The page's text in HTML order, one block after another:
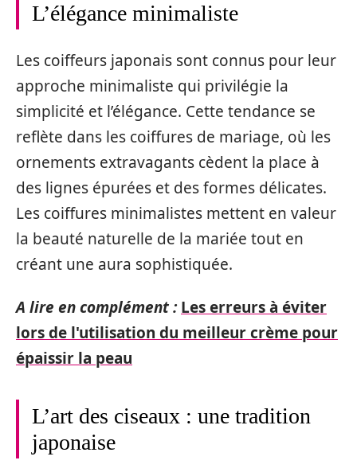
L’élégance minimaliste
Les coiffeurs japonais sont connus pour leur
approche minimaliste qui privilégie la
simplicité et l’élégance. Cette tendance se
reflète dans les coiffures de mariage, où les
ornements extravagants cèdent la place à
des lignes épurées et des formes délicates.
Les coiffures minimalistes mettent en valeur
la beauté naturelle de la mariée tout en
créant une aura sophistiquée.
A lire en complément : Les erreurs à éviter
lors de l'utilisation du meilleur crème pour
épaissir la peau
L’art des ciseaux : une tradition
japonaise